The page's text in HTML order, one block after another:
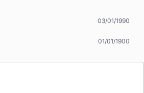
03/01/1990
01/01/1900